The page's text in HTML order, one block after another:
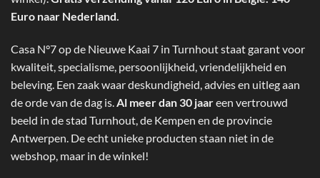
Euro naar Nederland.
Casa N°7 op de Nieuwe Kaai 7 in Turnhout staat garant voor
kwaliteit, specialisme, persoonlijkheid, vriendelijkheid en
beleving. Een zaak waar deskundigheid, advies en uitleg aan
de orde van de dag is. Al meer dan 30 jaareen vertrouwd
beeld in de stad Turnhout, de Kempen en de provincie
Antwerpen. De echt unieke producten staan niet in de
webshop, maar in de winkel!